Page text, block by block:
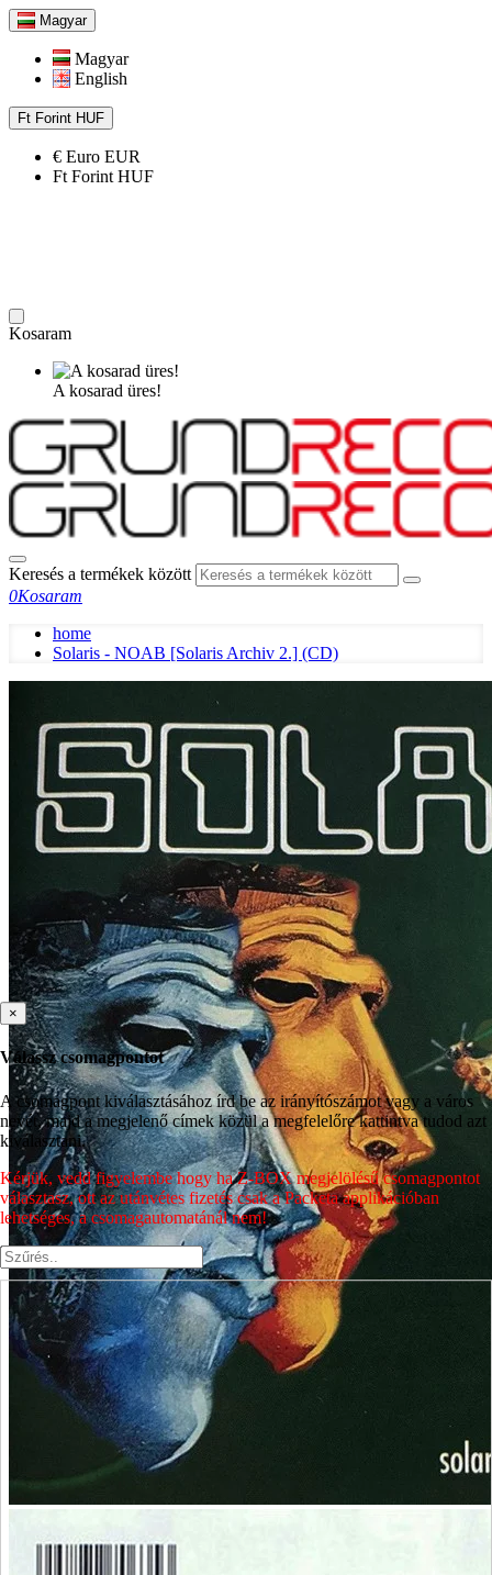
Magyar
Magyar
English
Ft Forint HUF
€ Euro EUR
Ft Forint HUF
Kosaram
A kosarad üres!
Keresés a termékek között
0Kosaram
home
Solaris - NOAB [Solaris Archiv 2.] (CD)
×
Válassz csomagpontot
A csomagpont kiválasztásához írd be az irányítószámot vagy a város
nevét, majd a megjelenő címek közül a megfelelőre kattintva tudod azt
kiválasztani.
Kérjük, vedd figyelembe hogy ha Z-BOX megjelölésű csomagpontot
választasz, ott az utánvétes fizetés csak a Packeta applikációban
lehetséges, a csomagautomatánál nem!